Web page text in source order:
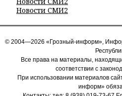
Новости СМИ2
© 2004—2026 «Грозный-информ»,
Все права на материалы,
соответствии с
При использовании материалов
информ»